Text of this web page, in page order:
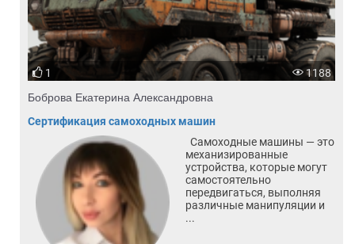
1 1188
Боброва Екатерина Александровна
Сертификация самоходных машин
Самоходные машины — это
механизированные
устройства, которые могут
самостоятельно
передвигаться, выполняя
различные манипуляции и
...